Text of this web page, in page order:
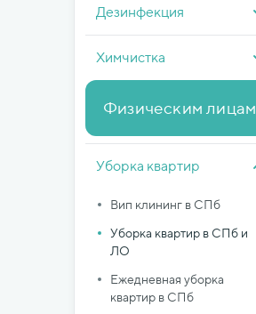
Дезинфекция
Химчистка
Физическим лицам
Уборка квартир
Вип клининг в СПб
Уборка квартир в СПб и
ЛО
Ежедневная уборка
квартир в СПб